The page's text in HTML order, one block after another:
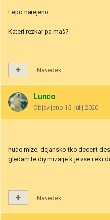
Lepo narejeno.
Kateri rezkar pa maš?
Navedek
Lunco
Objavljeno 15. julij 2020
hude mize, dejansko tko decent
gledam te diy mizarje k je vse neki
Navedek